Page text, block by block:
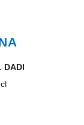
DADI